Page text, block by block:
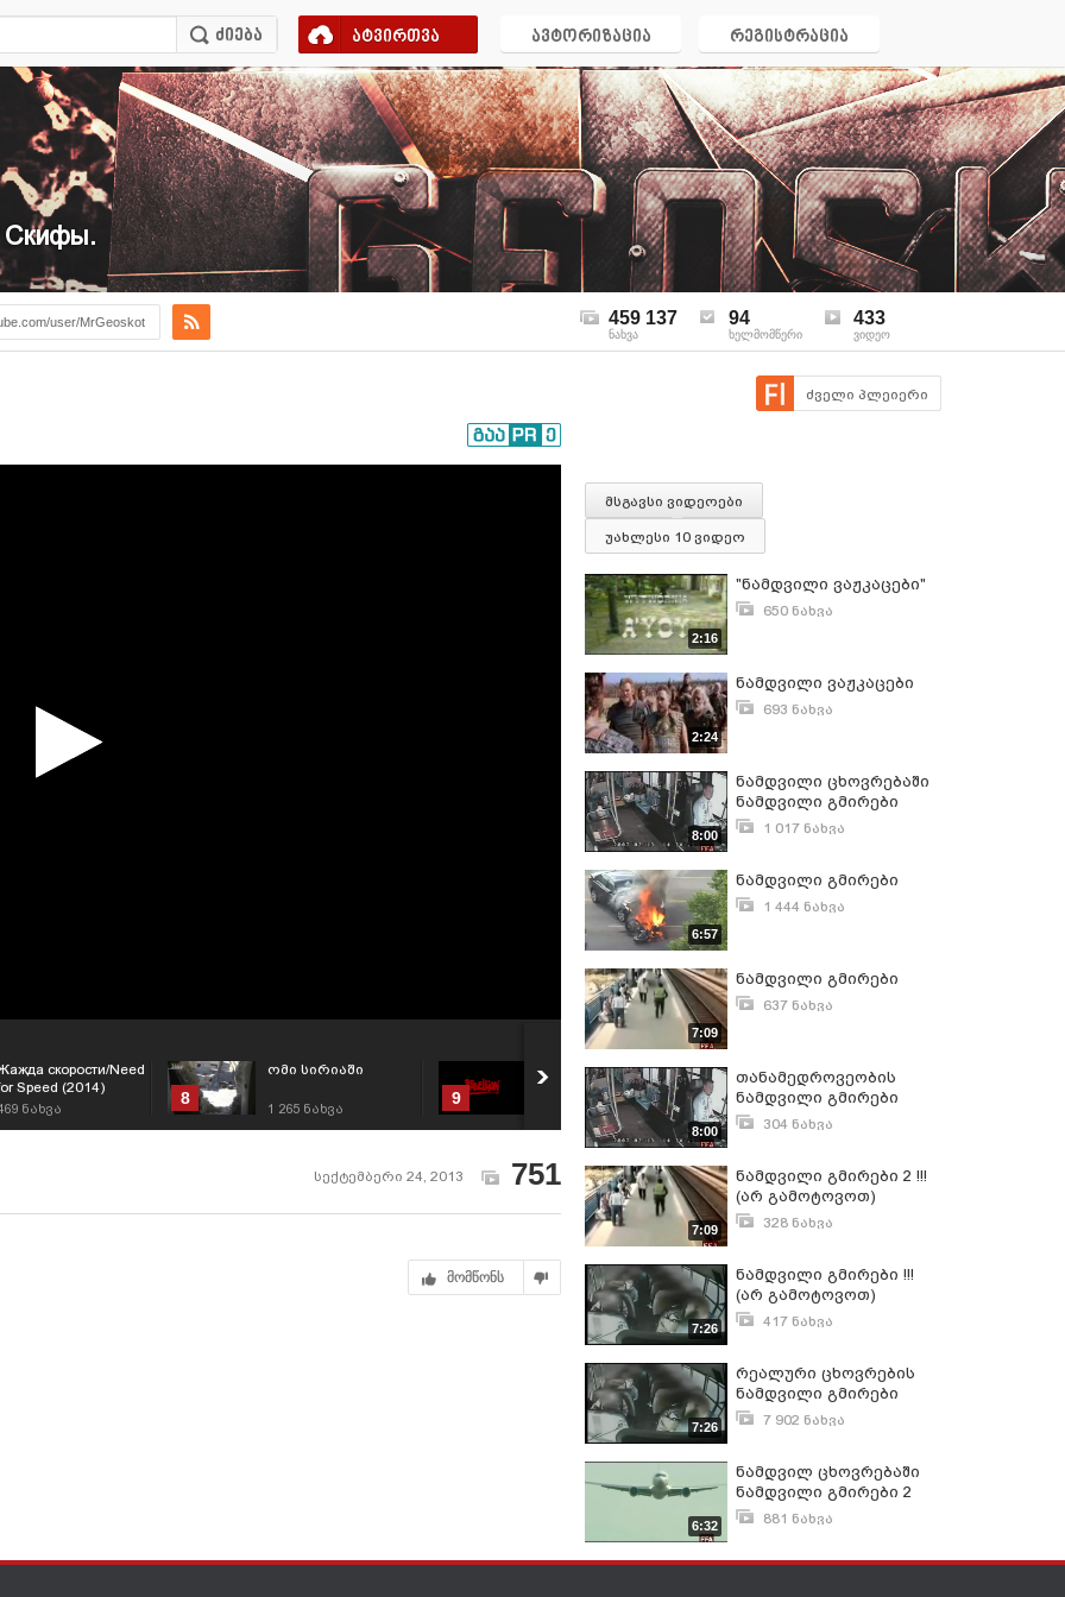
ატვირთვა ავტორიზაცია რეგისტრაცია
Скифы.
user/MrGeoskot 459 137
ნახვა
94
ხელმომწერი
433
ვიდეო
ძველი პლეიერი
скорости/Need
Speed (2014)
ნახვა
8
ომი სირიაში
1 265 ნახვა
9
Sniper Elite 3
(http://vk.com/kinomiri)
ნახვა
10
საკაიფო რამე Red
Bull
531ნახვა
სექტემბერი 24, 2013 751
მომწონს
მსგავსი ვიდეოები
უახლესი 10 ვიდეო
2:16
"ნამდვილი ვაჟკაცები"
650 ნახვა
2:24
ნამდვილი ვაჟკაცები
693 ნახვა
8:00
ნამდვილი ცხოვრებაში
ნამდვილი გმირები
1 017 ნახვა
6:57
ნამდვილი გმირები
1 444 ნახვა
7:09
ნამდვილი გმირები
637 ნახვა
8:00
თანამედროვეობის
ნამდვილი გმირები
304 ნახვა
7:09
ნამდვილი გმირები 2 !!!
(არ გამოტოვოთ)
328 ნახვა
7:26
ნამდვილი გმირები !!!
(არ გამოტოვოთ)
417 ნახვა
7:26
რეალური ცხოვრების
ნამდვილი გმირები
7 902 ნახვა
6:32
ნამდვილ ცხოვრებაში
ნამდვილი გმირები 2
ნაწილი :*
881 ნახვა